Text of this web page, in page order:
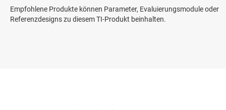
Empfohlene Produkte können Parameter, Evaluierungsmodule oder
Referenzdesigns zu diesem TI-Produkt beinhalten.